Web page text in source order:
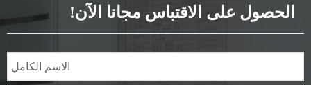
المواصفات
الحصول على الاقتباس مجانا الآن!